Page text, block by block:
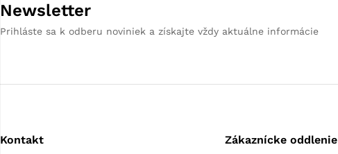
Newsletter
Prihláste sa k odberu noviniek a získajte vždy aktuálne informácie
Kontakt Zákaznícke oddlenie